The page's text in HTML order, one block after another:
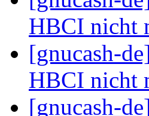
HBCI nicht
[gnucash-
HBCI nicht
[gnucash-